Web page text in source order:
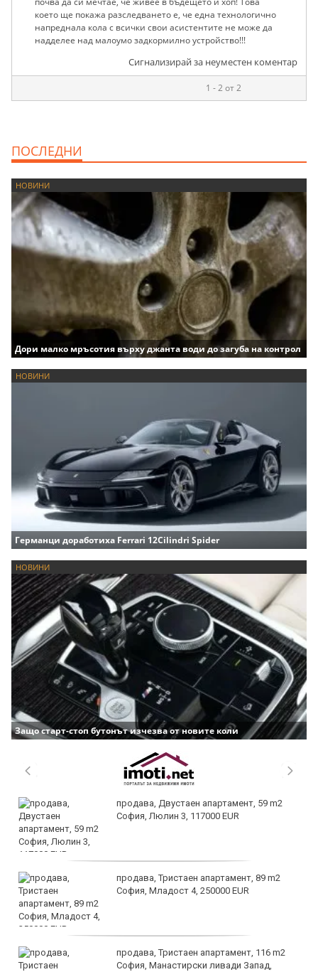
което ще покажа разследването е, че една технологично
напреднала кола с всички свои асистентите не може да
надделее над малоумо задкормилно устройство!!!
Сигнализирай за неуместен коментар
1 - 2 от 2
ПОСЛЕДНИ
НОВИНИ
Дори малко мръсотия върху джанта води до загуба на контрол
НОВИНИ
Германци доработиха Ferrari 12Cilindri Spider
НОВИНИ
Защо старт-стоп бутонът изчезва от новите коли
продава, Двустаен апартамент, 59 m2
София, Люлин 3, 117000 EUR
продава, Тристаен апартамент, 89 m2
София, Младост 4, 250000 EUR
продава, Тристаен апартамент, 116 m2
София, Манастирски ливади Запад,